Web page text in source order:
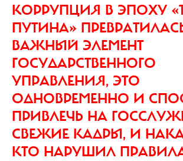
КОРРУПЦИЯ В ЭПОХУ
ПУТИНА»
ВАЖНЫЙ ЭЛЕМЕНТ
ГОСУДАРСТВЕННОГО
УПРАВЛЕНИЯ, ЭТО
ОДНОВРЕМЕННО И
ПРИВЛЕЧЬ НА
СВЕЖИЕ КАДРЫ, И
КТО НАРУШИЛ